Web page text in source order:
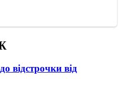
відстрочки від